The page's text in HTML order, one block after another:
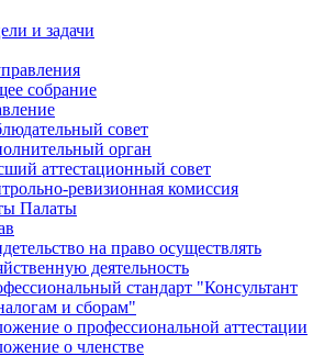
и задачи
собрание
совет
орган
аттестационный совет
ревизионная комиссия
Палаты
на право осуществлять
деятельность
стандарт "Консультант
и сборам"
о профессиональной аттестации
о членстве